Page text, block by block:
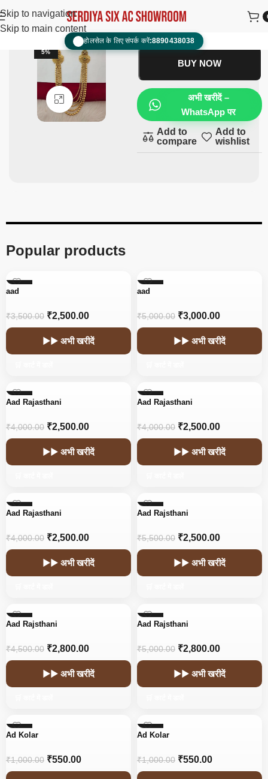
Skip to navigation
Skip to main content
📞 होलसेल के लिए संपर्क करें:8890438038
5%
Click to enlarge
matar Mala
₹4,000.00
BUY NOW
अभी खरीदें –
WhatsApp पर
Add to
compare
Add to
wishlist
Popular products
-29%
aad
₹3,500.00 ₹2,500.00
▶▶ अभी खरीदें
-40%
aad
₹5,000.00 ₹3,000.00
▶▶ अभी खरीदें
-38%
Aad Rajasthani
₹4,000.00 ₹2,500.00
▶▶ अभी खरीदें
-38%
Aad Rajasthani
₹4,000.00 ₹2,500.00
▶▶ अभी खरीदें
-38%
Aad Rajasthani
₹4,000.00 ₹2,500.00
▶▶ अभी खरीदें
-55%
Aad Rajsthani
₹5,500.00 ₹2,500.00
▶▶ अभी खरीदें
-38%
Aad Rajsthani
₹4,500.00 ₹2,800.00
▶▶ अभी खरीदें
-44%
Aad Rajsthani
₹5,000.00 ₹2,800.00
▶▶ अभी खरीदें
-45%
Ad Kolar
₹1,000.00 ₹550.00
-45%
Ad Kolar
₹1,000.00 ₹550.00